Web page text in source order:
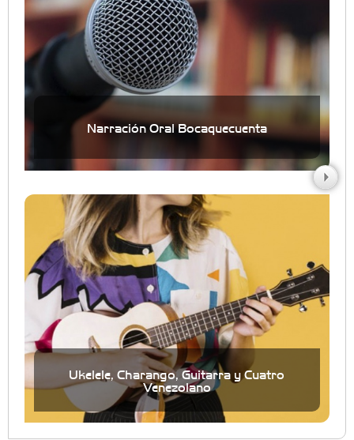
Narración Oral Bocaquecuenta
Ukelele, Charango, Guitarra y Cuatro
Venezolano